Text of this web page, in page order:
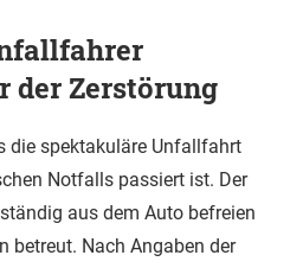
der Zerstörung
die spektakuläre Unfallfahrt
Notfalls passiert ist. Der
aus dem Auto befreien
betreut. Nach Angaben der